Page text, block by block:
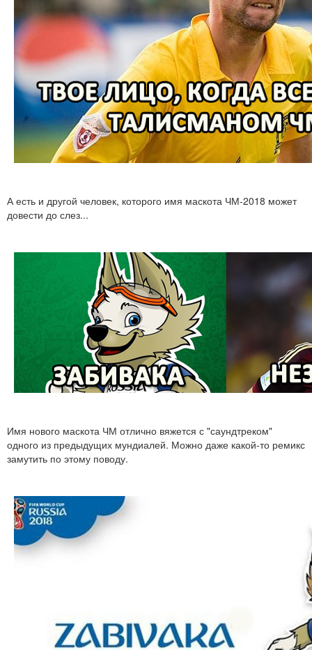
А есть и другой человек, которого имя маскота ЧМ-2018 может
довести до слез...
Имя нового маскота ЧМ отлично вяжется с "саундтреком"
одного из предыдущих мундиалей. Можно даже какой-то ремикс
замутить по этому поводу.